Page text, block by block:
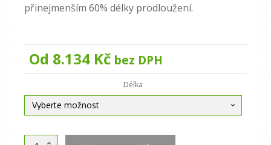
přinejmenším 60% délky prodloužení.
Od 8.134 Kč bez DPH
Délka